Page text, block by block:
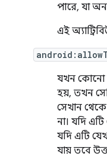
পারে, যা
এই
যখন কোনো
হয়, তখন
সেখান
না। যদি
যদি এটি
যায় তবে